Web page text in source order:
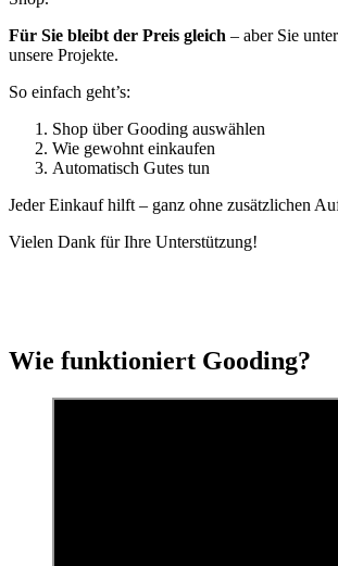
Für Sie bleibt der Preis gleich – aber Sie
unsere Projekte.
So einfach geht’s:
Shop über Gooding auswählen
Wie gewohnt einkaufen
Automatisch Gutes tun
Jeder Einkauf hilft – ganz ohne zusätzlichen
Vielen Dank für Ihre Unterstützung!
Wie funktioniert Gooding?